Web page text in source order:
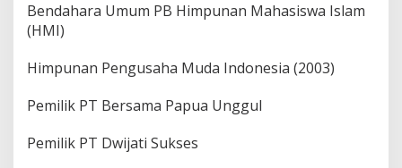
Bendahara Umum PB Himpunan Mahasiswa Islam
(HMI)
Himpunan Pengusaha Muda Indonesia (2003)
Pemilik PT Bersama Papua Unggul
Pemilik PT Dwijati Sukses